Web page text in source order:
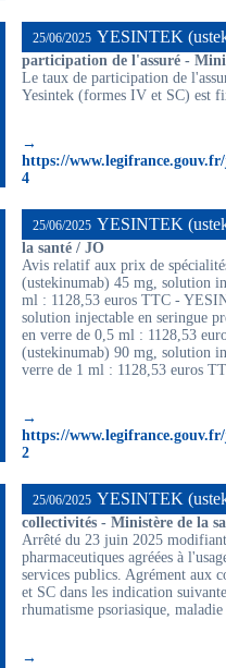
25/06/2025 YESINTEK
participation de l'assuré -
Le taux de participation de
Yesintek (formes IV et SC) est
→
https://
4
25/06/2025 YESINTEK
la santé / JO
Avis relatif aux prix de
(ustekinumab) 45 mg, solution
ml : 1128,53 euros TTC -
solution injectable en seringue
en verre de 0,5 ml : 1128,53
(ustekinumab) 90 mg, solution
verre de 1 ml : 1128,53 euros
→
https://
2
25/06/2025 YESINTEK
collectivités - Ministère de la
Arrêté du 23 juin 2025
pharmaceutiques agréées à
services publics. Agrément aux
et SC dans les indication
rhumatisme psoriasique,
→